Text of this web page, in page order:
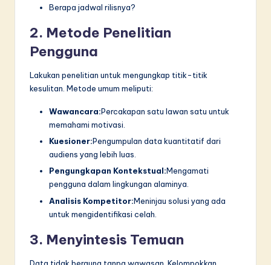
Berapa jadwal rilisnya?
2. Metode Penelitian
Pengguna
Lakukan penelitian untuk mengungkap titik-titik
kesulitan. Metode umum meliputi:
Wawancara:Percakapan satu lawan satu untuk
memahami motivasi.
Kuesioner:Pengumpulan data kuantitatif dari
audiens yang lebih luas.
Pengungkapan Kontekstual:Mengamati
pengguna dalam lingkungan alaminya.
Analisis Kompetitor:Meninjau solusi yang ada
untuk mengidentifikasi celah.
3. Menyintesis Temuan
Data tidak berguna tanpa wawasan. Kelompokkan